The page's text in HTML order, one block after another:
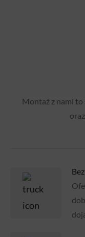
Montaż z nami to